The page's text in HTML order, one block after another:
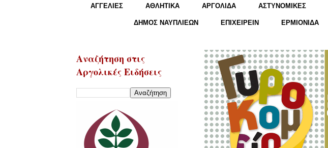
ΑΓΓΕΛΙΕΣ ΑΘΛΗΤΙΚΑ ΑΡΓΟΛΙΔΑ ΑΣΤΥΝΟΜΙΚΕΣ
ΔΗΜΟΣ ΝΑΥΠΛΙΕΩΝ ΕΠΙΧΕΙΡΕΙΝ ΕΡΜΙΟΝΙΔΑ
Αναζήτηση στις
Αργολικές Ειδήσεις